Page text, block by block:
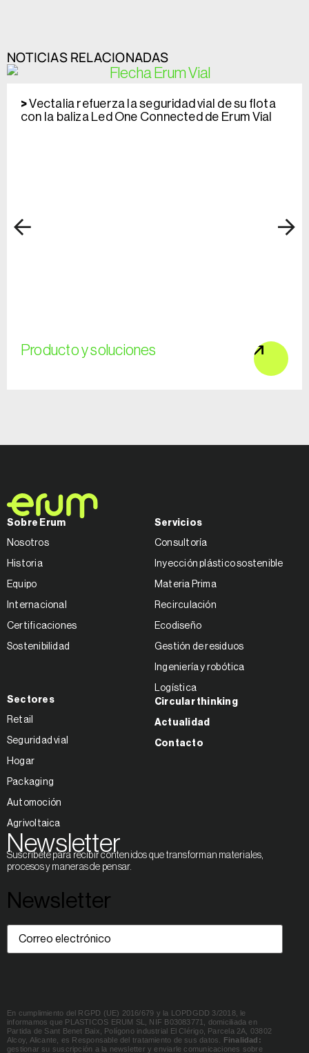
NOTICIAS RELACIONADAS
Vectalia refuerza la seguridad vial de su flota
con la baliza Led One Connected de Erum Vial
Producto y soluciones
Sobre Erum
Nosotros
Historia
Equipo
Internacional
Certificaciones
Sostenibilidad
Servicios
Consultoría
Inyección plástico sostenible
Materia Prima
Recirculación
Ecodiseño
Gestión de residuos
Ingeniería y robótica
Logística
Sectores
Retail
Seguridad vial
Hogar
Packaging
Automoción
Agrivoltaica
Circular thinking
Actualidad
Contacto
Newsletter
Suscríbete para recibir contenidos que transforman materiales,
procesos y maneras de pensar.
Newsletter
Correo
electrónico(Obligatorio)
En cumplimiento del RGPD (UE) 2016/679 y la LOPDGDD 3/2018, le
informamos que PLASTICOS ERUM SL, NIF B03083771, domiciliada en
Partida de Sant Benet Baix, Polígono industrial El Clérigo, Parcela 2A, 03802
Alcoy, Alicante, es Responsable del tratamiento de sus datos.
Finalidad:
gestionar su suscripción a la newsletter y enviarle comunicaciones sobre